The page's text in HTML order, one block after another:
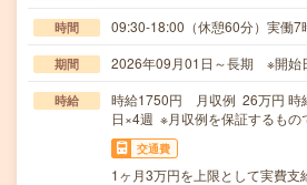
時間 09:30-18:00（休憩60分）実働7
期間 2026年09月01日～長期 ※開始
時給
時給1750円 月収例 26万円 時
日×4週 ※月収例を保証するもの
交通費
1ヶ月3万円を上限として実費支